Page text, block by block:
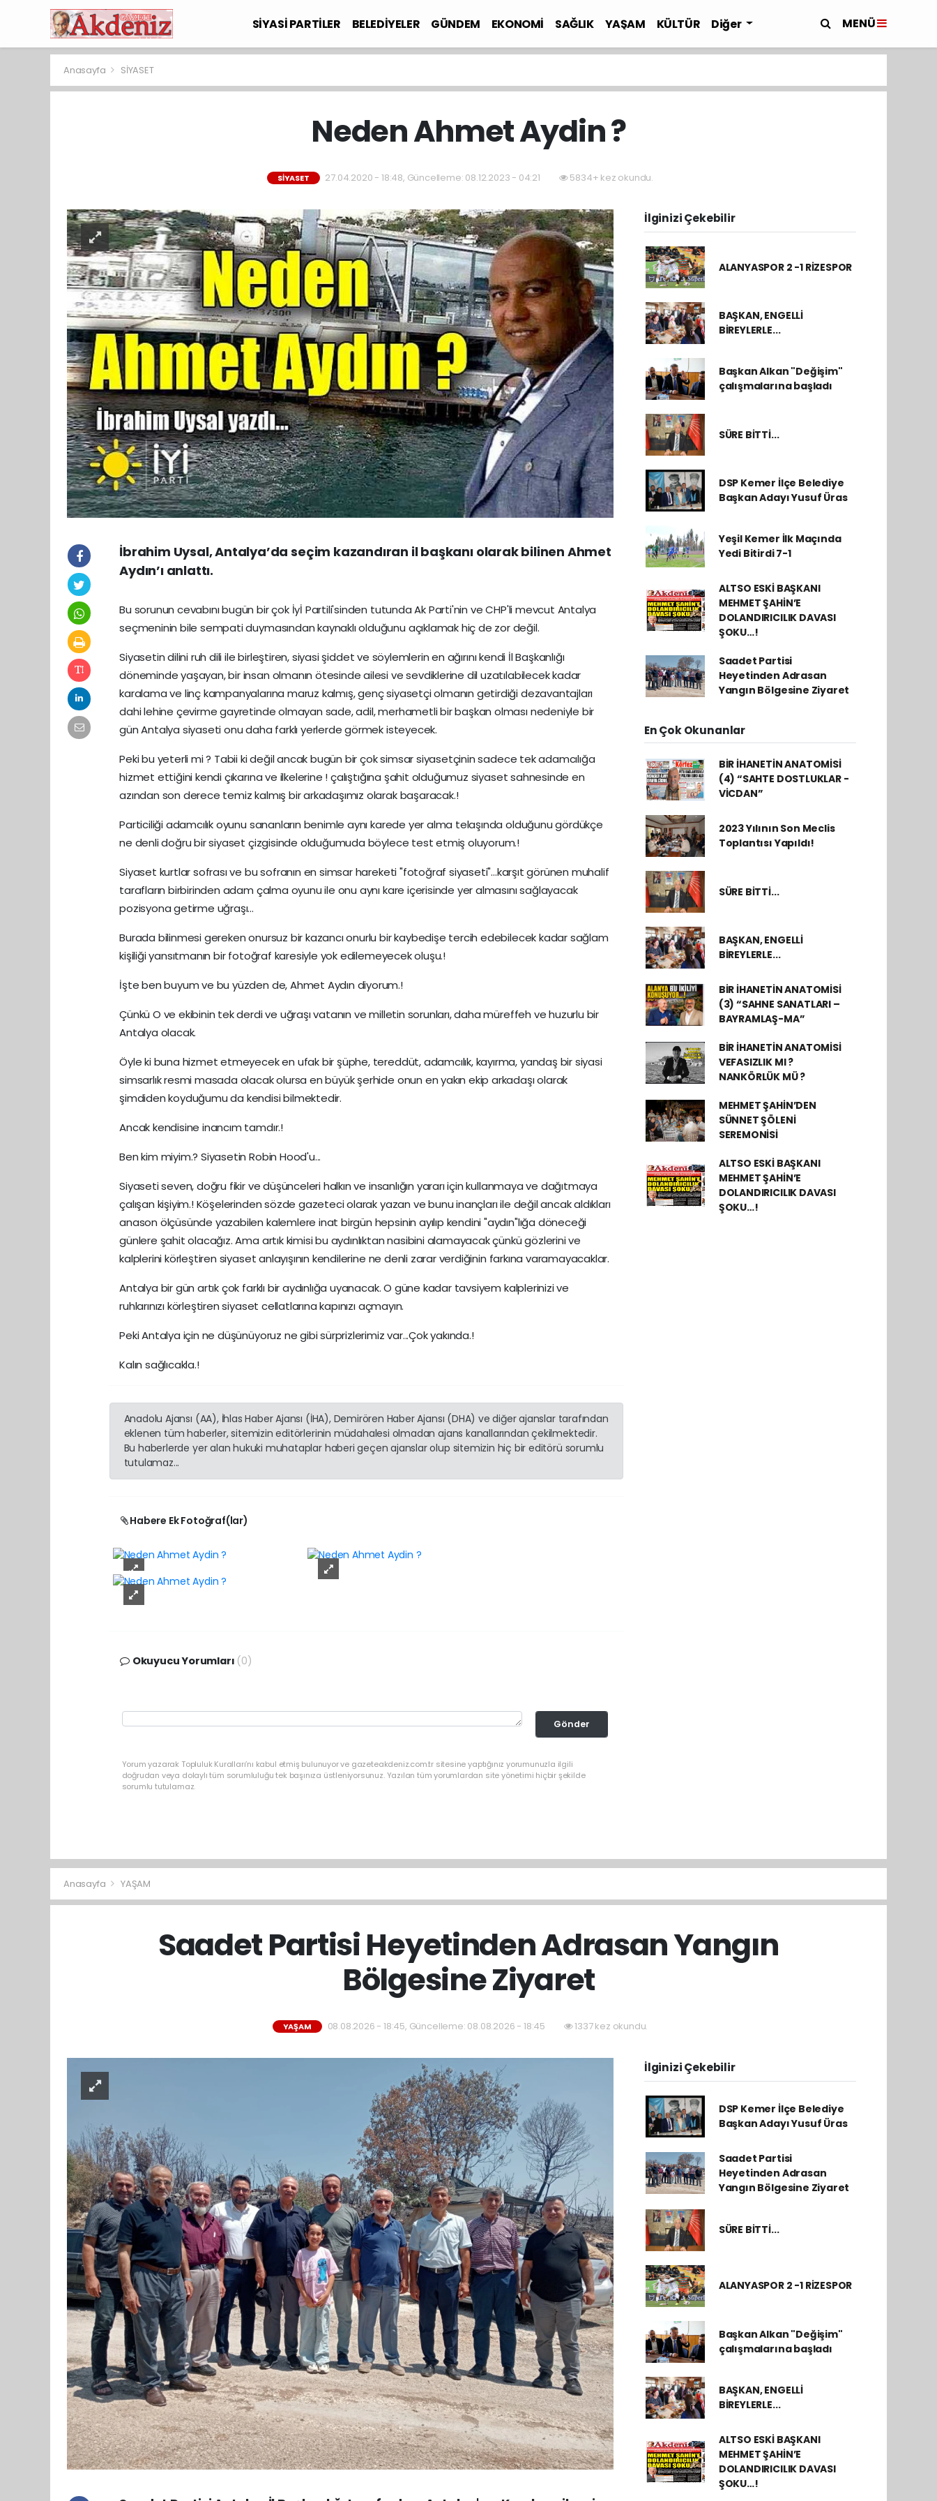
SİYASİ PARTİLER BELEDİYELER GÜNDEM EKONOMİ SAĞLIK YAŞAM KÜLTÜR Diğer MENÜ
Anasayfa SİYASET
Neden Ahmet Aydin ?
SİYASET 27.04.2020 - 18:48, Güncelleme: 08.12.2023 - 04:21 5834+ kez okundu.
İbrahim Uysal, Antalya’da seçim kazandıran il başkanı olarak bilinen Ahmet
Aydın’ı anlattı.
Bu sorunun cevabını bugün bir çok İyİ Partili'sinden tutunda Ak Parti'nin ve CHP'li mevcut Antalya
seçmeninin bile sempati duymasından kaynaklı olduğunu açıklamak hiç de zor değil.
Siyasetin dilini ruh dili ile birleştiren, siyasi şiddet ve söylemlerin en ağırını kendi İl Başkanlığı
döneminde yaşayan, bir insan olmanın ötesinde ailesi ve sevdiklerine dil uzatılabilecek kadar
karalama ve linç kampanyalarına maruz kalmış, genç siyasetçi olmanın getirdiği dezavantajları
dahi lehine çevirme gayretinde olmayan sade, adil, merhametli bir başkan olması nedeniyle bir
gün Antalya siyaseti onu daha farklı yerlerde görmek isteyecek.
Peki bu yeterli mi ? Tabii ki değil ancak bugün bir çok simsar siyasetçinin sadece tek adamcılığa
hizmet ettiğini kendi çıkarına ve ilkelerine ! çalıştığına şahit olduğumuz siyaset sahnesinde en
azından son derece temiz kalmış bir arkadaşımız olarak başaracak.!
Particiliği adamcılık oyunu sananların benimle aynı karede yer alma telaşında olduğunu gördükçe
ne denli doğru bir siyaset çizgisinde olduğumuda böylece test etmiş oluyorum.!
Siyaset kurtlar sofrası ve bu sofranın en simsar hareketi "fotoğraf siyaseti"...karşıt görünen muhalif
tarafların birbirinden adam çalma oyunu ile onu aynı kare içerisinde yer almasını sağlayacak
pozisyona getirme uğraşı...
Burada bilinmesi gereken onursuz bir kazancı onurlu bir kaybedişe tercih edebilecek kadar sağlam
kişiliği yansıtmanın bir fotoğraf karesiyle yok edilemeyecek oluşu.!
İşte ben buyum ve bu yüzden de, Ahmet Aydın diyorum.!
Çünkü O ve ekibinin tek derdi ve uğraşı vatanın ve milletin sorunları, daha müreffeh ve huzurlu bir
Antalya olacak.
Öyle ki buna hizmet etmeyecek en ufak bir şüphe, tereddüt, adamcılık, kayırma, yandaş bir siyasi
simsarlık resmi masada olacak olursa en büyük şerhide onun en yakın ekip arkadaşı olarak
şimdiden koyduğumu da kendisi bilmektedir.
Ancak kendisine inancım tamdır.!
Ben kim miyim.? Siyasetin Robin Hood'u...
Siyaseti seven, doğru fikir ve düşünceleri halkın ve insanlığın yararı için kullanmaya ve dağıtmaya
çalışan kişiyim.! Köşelerinden sözde gazeteci olarak yazan ve bunu inançları ile değil ancak aldıkları
anason ölçüsünde yazabilen kalemlere inat birgün hepsinin ayılıp kendini "aydın"lığa döneceği
günlere şahit olacağız. Ama artık kimisi bu aydınlıktan nasibini alamayacak çünkü gözlerini ve
kalplerini körleştiren siyaset anlayışının kendilerine ne denli zarar verdiğinin farkına varamayacaklar.
Antalya bir gün artık çok farklı bir aydınlığa uyanacak. O güne kadar tavsiyem kalplerinizi ve
ruhlarınızı körleştiren siyaset cellatlarına kapınızı açmayın.
Peki Antalya için ne düşünüyoruz ne gibi sürprizlerimiz var...Çok yakında.!
Kalın sağlıcakla.!
Anadolu Ajansı (AA), İhlas Haber Ajansı (İHA), Demirören Haber Ajansı (DHA) ve diğer ajanslar tarafından
eklenen tüm haberler, sitemizin editörlerinin müdahalesi olmadan ajans kanallarından çekilmektedir.
Bu haberlerde yer alan hukuki muhataplar haberi geçen ajanslar olup sitemizin hiç bir editörü sorumlu
tutulamaz...
Habere Ek Fotoğraf(lar)
Okuyucu Yorumları (0)
Gönder
Yorum yazarak Topluluk Kuralları’nı kabul etmiş bulunuyor ve gazeteakdeniz.com.tr sitesine yaptığınız yorumunuzla ilgili
doğrudan veya dolaylı tüm sorumluluğu tek başınıza üstleniyorsunuz. Yazılan tüm yorumlardan site yönetimi hiçbir şekilde
sorumlu tutulamaz.
İlginizi Çekebilir
ALANYASPOR 2 -1 RİZESPOR
BAŞKAN, ENGELLİ
BİREYLERLE...
Başkan Alkan "Değişim"
çalışmalarına başladı
SÜRE BİTTİ...
DSP Kemer İlçe Belediye
Başkan Adayı Yusuf Üras
Yeşil Kemer İlk Maçında
Yedi Bitirdi 7-1
ALTSO ESKİ BAŞKANI
MEHMET ŞAHİN’E
DOLANDIRICILIK DAVASI
ŞOKU…!
Saadet Partisi
Heyetinden Adrasan
Yangın Bölgesine Ziyaret
En Çok Okunanlar
BİR İHANETİN ANATOMİSİ
(4) “SAHTE DOSTLUKLAR -
VİCDAN”
2023 Yılının Son Meclis
Toplantısı Yapıldı!
SÜRE BİTTİ...
BAŞKAN, ENGELLİ
BİREYLERLE...
BİR İHANETİN ANATOMİSİ
(3) “SAHNE SANATLARI –
BAYRAMLAŞ-MA”
BİR İHANETİN ANATOMİSİ
VEFASIZLIK MI ?
NANKÖRLÜK MÜ ?
MEHMET ŞAHİN’DEN
SÜNNET ŞÖLENİ
SEREMONİSİ
ALTSO ESKİ BAŞKANI
MEHMET ŞAHİN’E
DOLANDIRICILIK DAVASI
ŞOKU…!
Anasayfa YAŞAM
Saadet Partisi Heyetinden Adrasan Yangın
Bölgesine Ziyaret
YAŞAM 08.08.2026 - 18:45, Güncelleme: 08.08.2026 - 18:45 1337 kez okundu.
İlginizi Çekebilir
DSP Kemer İlçe Belediye
Başkan Adayı Yusuf Üras
Saadet Partisi
Heyetinden Adrasan
Yangın Bölgesine Ziyaret
SÜRE BİTTİ...
ALANYASPOR 2 -1 RİZESPOR
Başkan Alkan "Değişim"
çalışmalarına başladı
BAŞKAN, ENGELLİ
BİREYLERLE...
ALTSO ESKİ BAŞKANI
MEHMET ŞAHİN’E
DOLANDIRICILIK DAVASI
ŞOKU…!